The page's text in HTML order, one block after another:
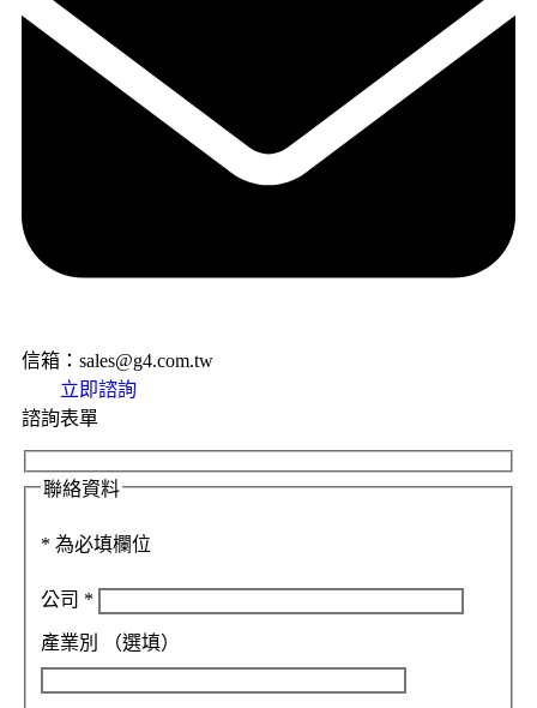
信箱：sales@g4.com.tw
立即諮詢
諮詢表單
聯絡資料
* 為必填欄位
公司 *
產業別 （選填）